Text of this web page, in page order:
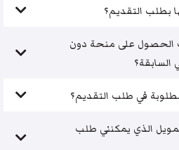
بطلب التقديم؟
الحصول على منحة دون
السابقة؟
في طلب التقديم؟
الذي يمكنني طلب